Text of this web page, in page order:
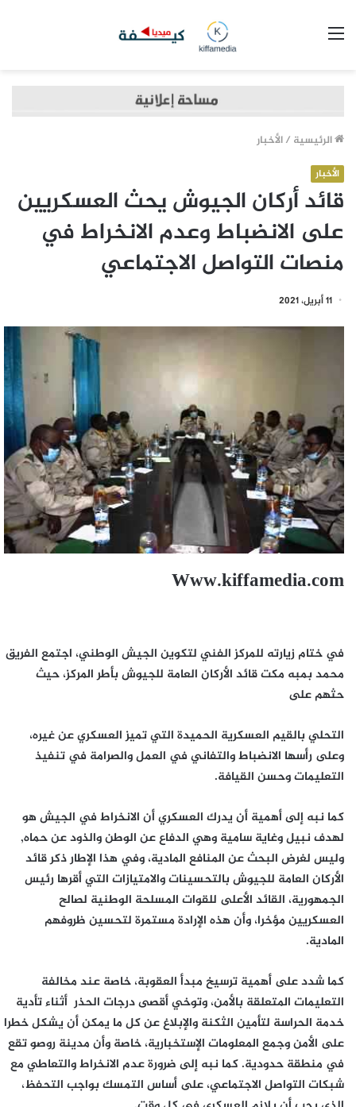
الرئيسية /الأخبار
الأخبار
قائد أركان الجيوش يحث العسكريين
على الانضباط وعدم الانخراط في
منصات التواصل الاجتماعي
11 أبريل، 2021
Www.kiffamedia.com
في ختام زيارته للمركز الفني لتكوين الجيش الوطني، اجتمع الفريق
محمد بمبه مكت قائد الأركان العامة للجيوش بأطر المركز، حيث
حثهم على
التحلي بالقيم العسكرية الحميدة التي تميز العسكري عن غيره،
وعلى رأسها الانضباط والتفاني في العمل والصرامة في تنفيذ
التعليمات وحسن القيافة.
كما نبه إلى أهمية أن يدرك العسكري أن الانخراط في الجيش هو
لهدف نبيل وغاية سامية وهي الدفاع عن الوطن والذود عن حماه,
وليس لغرض البحث عن المنافع المادية، وفي هذا الإطار ذكر قائد
الأركان العامة للجيوش بالتحسينات والامتيازات التي أقرها رئيس
الجمهورية، القائد الأعلى للقوات المسلحة الوطنية لصالح
العسكريين مؤخرا، وأن هذه الإرادة مستمرة لتحسين ظروفهم
المادية.
كما شدد على أهمية ترسيخ مبدأ العقوبة، خاصة عند مخالفة
التعليمات المتعلقة بالأمن، وتوخي أقصى درجات الحذر أثناء تأدية
خدمة الحراسة لتأمين الثكنة والإبلاغ عن كل ما يمكن أن يشكل خطرا
على الأمن وجمع المعلومات الإستخبارية، خاصة وأن مدينة روصو تقع
في منطقة حدودية. كما نبه إلى ضرورة عدم الانخراط والتعاطي مع
شبكات التواصل الاجتماعي، على أساس التمسك بواجب التحفظ،